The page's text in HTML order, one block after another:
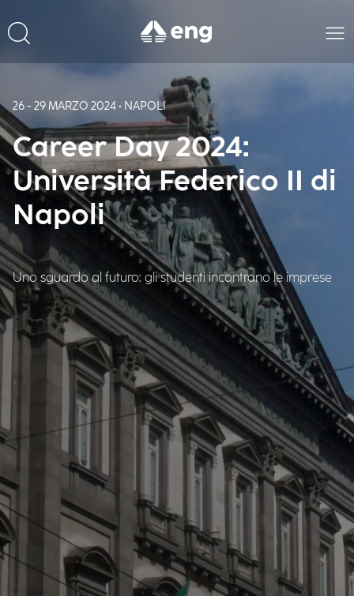
26 - 29 MARZO 2024 • NAPOLI
Career Day 2024:
Università Federico II di
Napoli
Uno sguardo al futuro: gli studenti incontrano le imprese